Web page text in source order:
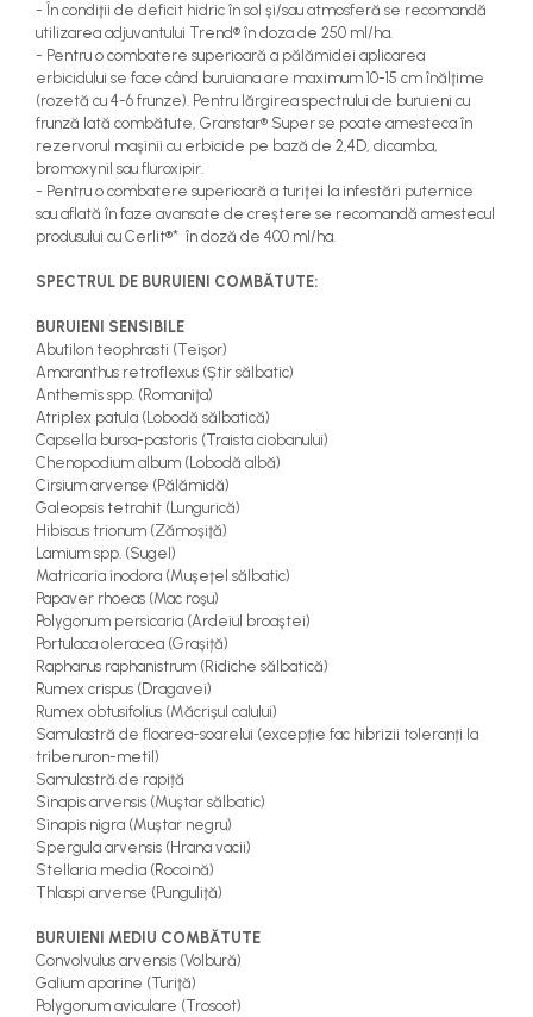
- În condiţii de deficit hidric în sol şi/sau atmosferă se recomandă
utilizarea adjuvantului Trend® în doza de 250 ml/ha.
- Pentru o combatere superioară a pălămidei aplicarea
erbicidului se face când buruiana are maximum 10-15 cm înălţime
(rozetă cu 4-6 frunze). Pentru lărgirea spectrului de buruieni cu
frunză lată combătute, Granstar® Super se poate amesteca în
rezervorul maşinii cu erbicide pe bază de 2,4D, dicamba,
bromoxynil sau fluroxipir.
- Pentru o combatere superioară a turiţei la infestări puternice
sau aflată în faze avansate de creştere se recomandă amestecul
produsului cu Cerlit®* în doză de 400 ml/ha.
SPECTRUL DE BURUIENI COMBĂTUTE:
BURUIENI SENSIBILE
Abutilon teophrasti (Teişor)
Amaranthus retroflexus (Știr sălbatic)
Anthemis spp. (Romaniţa)
Atriplex patula (Lobodă sălbatică)
Capsella bursa-pastoris (Traista ciobanului)
Chenopodium album (Lobodă albă)
Cirsium arvense (Pălămidă)
Galeopsis tetrahit (Lungurică)
Hibiscus trionum (Zămoşiţă)
Lamium spp. (Sugel)
Matricaria inodora (Muşeţel sălbatic)
Papaver rhoeas (Mac roşu)
Polygonum persicaria (Ardeiul broaştei)
Portulaca oleracea (Graşiță)
Raphanus raphanistrum (Ridiche sălbatică)
Rumex crispus (Dragavei)
Rumex obtusifolius (Măcrişul calului)
Samulastră de floarea-soarelui (excepție fac hibrizii toleranți la
tribenuron-metil)
Samulastră de rapiță
Sinapis arvensis (Muştar sălbatic)
Sinapis nigra (Muştar negru)
Spergula arvensis (Hrana vacii)
Stellaria media (Rocoină)
Thlaspi arvense (Punguliţă)
BURUIENI MEDIU COMBĂTUTE
Convolvulus arvensis (Volbură)
Galium aparine (Turiţă)
Polygonum aviculare (Troscot)